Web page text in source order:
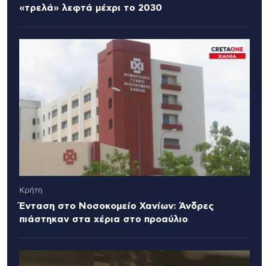
«τρελά» λεφτά μέχρι το 2030
Κρήτη
Ένταση στο Νοσοκομείο Χανίων: Άνδρες
πιάστηκαν στα χέρια στο προαύλιο